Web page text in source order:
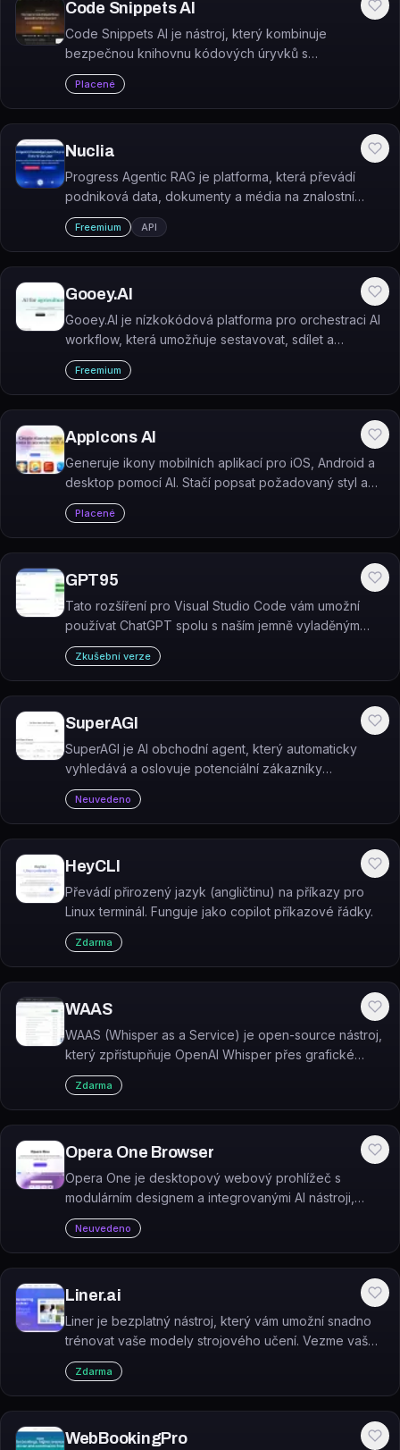
Code Snippets AI
Code Snippets AI je nástroj, který kombinuje
bezpečnou knihovnu kódových úryvků s
kontextovým AI chatem pro vývoj softwaru.
Placené
Nuclia
Progress Agentic RAG je platforma, která převádí
podniková data, dokumenty a média na znalostní
vrstvu připravenou pro AI agenty a LLM.
Freemium API
Gooey.AI
Gooey.AI je nízkokódová platforma pro orchestraci AI
workflow, která umožňuje sestavovat, sdílet a
nasazovat komplexní AI agenty bez rozsáhlého
programování.
Freemium
AppIcons AI
Generuje ikony mobilních aplikací pro iOS, Android a
desktop pomocí AI. Stačí popsat požadovaný styl a
nástroj vytvoří několik návrhů k výběru.
Placené
GPT95
Tato rozšíření pro Visual Studio Code vám umožní
používat ChatGPT spolu s naším jemně vyladěným
GPT3 kódovým modelem k generování kódu nebo
přirozených jazykových odpovědí na dokumentaci,…
Zkušební verze
SuperAGI
SuperAGI je AI obchodní agent, který automaticky
vyhledává a oslovuje potenciální zákazníky
nepřetržitě 24/7.
Neuvedeno
HeyCLI
Převádí přirozený jazyk (angličtinu) na příkazy pro
Linux terminál. Funguje jako copilot příkazové řádky.
Zdarma
WAAS
WAAS (Whisper as a Service) je open-source nástroj,
který zpřístupňuje OpenAI Whisper přes grafické
rozhraní (GUI) a REST API s podporou fronty úloh.
Zdarma
Opera One Browser
Opera One je desktopový webový prohlížeč s
modulárním designem a integrovanými AI nástroji,
zaměřený na organizaci záložek a multitasking.
Neuvedeno
Liner.ai
Liner je bezplatný nástroj, který vám umožní snadno
trénovat vaše modely strojového učení. Vezme vaše
trénovací data a poskytne vám snadno integrovatelný
model strojového učení.
Zdarma
WebBookingPro